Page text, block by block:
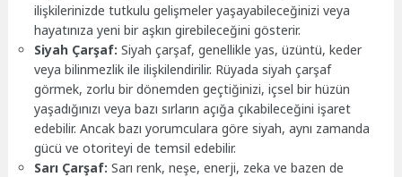
ilişkilerinizde tutkulu gelişmeler yaşayabileceğinizi veya
hayatınıza yeni bir aşkın girebileceğini gösterir.
Siyah Çarşaf: Siyah çarşaf, genellikle yas, üzüntü, keder
veya bilinmezlik ile ilişkilendirilir. Rüyada siyah çarşaf
görmek, zorlu bir dönemden geçtiğinizi, içsel bir hüzün
yaşadığınızı veya bazı sırların açığa çıkabileceğini işaret
edebilir. Ancak bazı yorumculara göre siyah, aynı zamanda
gücü ve otoriteyi de temsil edebilir.
Sarı Çarşaf: Sarı renk, neşe, enerji, zeka ve bazen de